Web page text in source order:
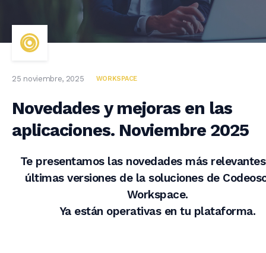
25 noviembre, 2025 WORKSPACE
Novedades y mejoras en las
aplicaciones. Noviembre 2025
Te presentamos las novedades más
últimas versiones de la soluciones de
Workspace.
Ya están operativas en tu plataforma.